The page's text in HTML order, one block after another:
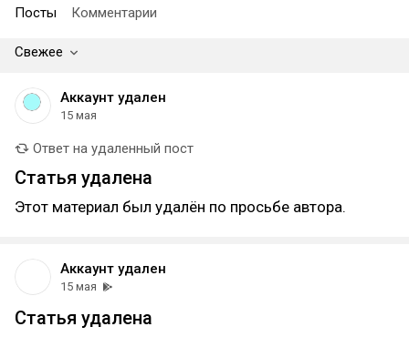
Посты Комментарии
Свежее
Аккаунт удален
15 мая
Ответ на удаленный пост
Статья удалена
Этот материал был удалён по просьбе автора.
Аккаунт удален
15 мая
Статья удалена